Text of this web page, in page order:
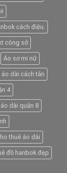
cách điệu.
công sở
Áo sơ mi nữ
áo dài cách tân
4
áo dài quận 8
thuê áo dài
đồ hanbok đẹp